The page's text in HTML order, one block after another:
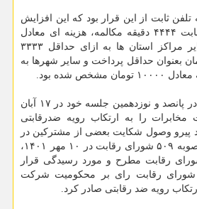
ثابت از این قرار بود که این افزایش
تعرفه در استان تهران بابت ۴۴۴۴ دقیقه مکالمه، هزینه ای معادل
۲۰۰۰۰ تومان، برای سایر مراکز استان ها به ازای حداقل ۳۳۳۳
مکالمه ۱۵۰۰۰ تومان بعنوان حداقل پرداخت و سایر شهرها به
اما اخیرا شورای رقابت در پانصد و نوزدهمین جلسه خود در ۱۷ آبان
را به ارتکاب رویه ضدرقابتی
پیرو وصول شکایت بعضی از مشترکین در
مورد اجرا نشدن مفاد مصوبه ۵۰۹ شورای رقابت در ۱۰ مهر ۱۴۰۱،
در جلسه ۵۱۹ شورای رقابت مطرح و مورد رسیدگی قرار
شورای رقابت رای بر محکومیت شرکت
رویه ضد رقابتی صادر کرد.